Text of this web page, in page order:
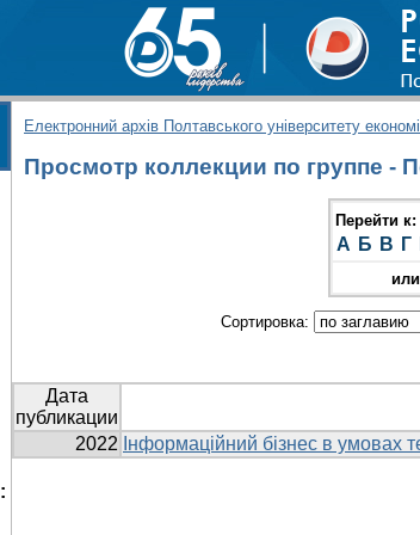
Електронний архів Полтавського університету
Просмотр коллекции по группе -
Перейти к:
А Б В Г
Сортировка:
Дата
публикации
2022 Інформаційний бізнес в умовах